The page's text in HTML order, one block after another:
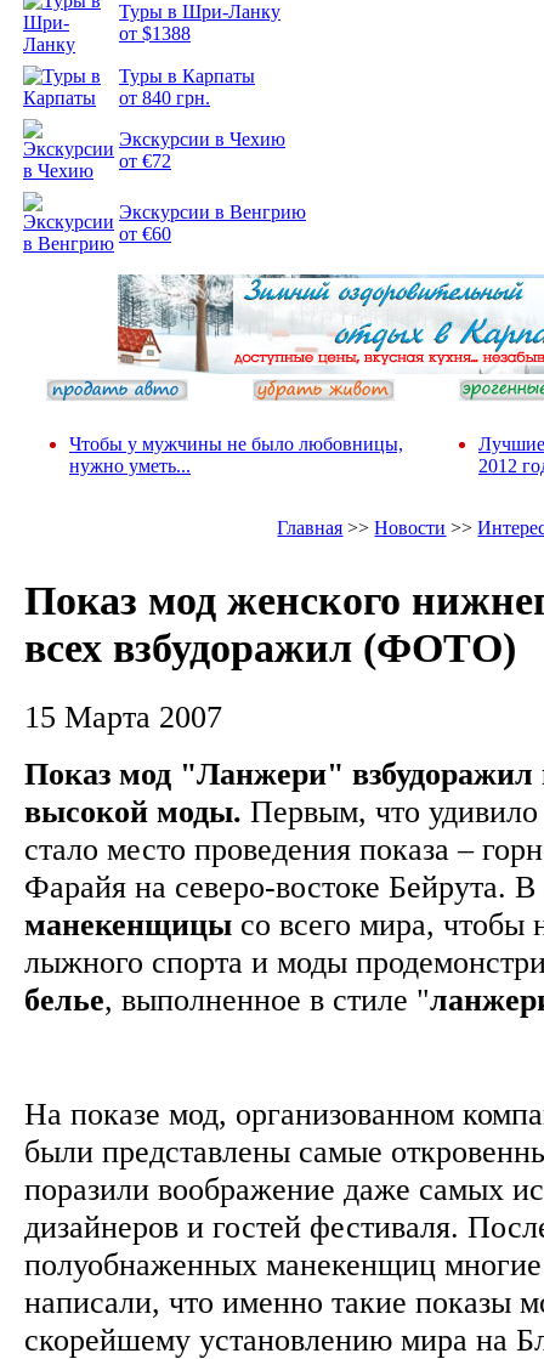
Туры в Шри-Ланку
от $1388
Туры в Карпаты
от 840 грн.
Экскурсии в Чехию
от €72
Экскурсии в Венгрию
от €60
Чтобы у мужчины не было любовницы,
нужно уметь...
Лучшие
2012
Главная >>Новости >>
Показ мод женского
всех взбудоражил (ФОТО)
15 Марта 2007
Показ мод "Ланжери" взбудоражил
высокой моды. Первым, что
стало место проведения показа –
Фарайя на северо-востоке Бейрута.
манекенщицы со всего мира, чтобы
лыжного спорта и моды
белье, выполненное в стиле "
На показе мод, организованном
были представлены самые
поразили воображение даже самых
дизайнеров и гостей фестиваля.
полуобнаженных манекенщиц
написали, что именно такие показы
скорейшему установлению мира на